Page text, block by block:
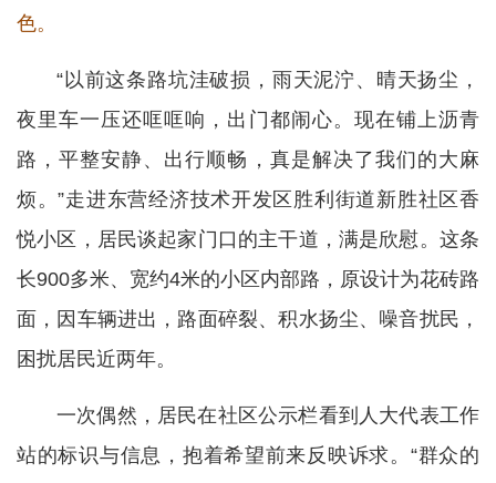
色。
“以前这条路坑洼破损，雨天泥泞、晴天扬尘，
夜里车一压还哐哐响，出门都闹心。现在铺上沥青
路，平整安静、出行顺畅，真是解决了我们的大麻
烦。”走进东营经济技术开发区胜利街道新胜社区香
悦小区，居民谈起家门口的主干道，满是欣慰。这条
长900多米、宽约4米的小区内部路，原设计为花砖路
面，因车辆进出，路面碎裂、积水扬尘、噪音扰民，
困扰居民近两年。
一次偶然，居民在社区公示栏看到人大代表工作
站的标识与信息，抱着希望前来反映诉求。“群众的